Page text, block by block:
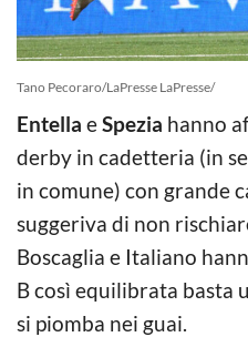
Tano Pecoraro/LaPresse LaPresse/
Entella eSpezia hanno
derby in cadetteria (in
in comune) con grande
suggeriva di non
Boscaglia e Italiano
B così equilibrata basta
si piomba nei guai.